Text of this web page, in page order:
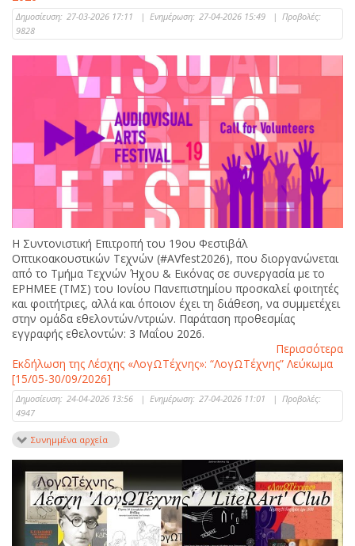
Δημοσίευση: 27-03-2026 17:11 | Ενημέρωση: 27-04-2026 15:49 | Προβολές:
9828
Η Συντονιστική Επιτροπή του 19ου Φεστιβάλ
Οπτικοακουστικών Τεχνών (#AVfest2026), που διοργανώνεται
από το Τμήμα Τεχνών Ήχου & Εικόνας σε συνεργασία με το
ΕΡΗΜΕΕ (ΤΜΣ) του Ιονίου Πανεπιστημίου προσκαλεί φοιτητές
και φοιτήτριες, αλλά και όποιον έχει τη διάθεση, να συμμετέχει
στην ομάδα εθελοντών/ντριών. Παράταση προθεσμίας
εγγραφής εθελοντών: 3 Μαΐου 2026.
Περισσότερα
Εκδήλωση της Λέσχης «ΛογΩΤέχνης»: “ΛογΩΤέχνης” Λεύκωμα
[15/05-30/09/2026]
Δημοσίευση: 24-04-2026 13:56 | Ενημέρωση: 27-04-2026 11:01 | Προβολές:
4947
Συνημμένα αρχεία